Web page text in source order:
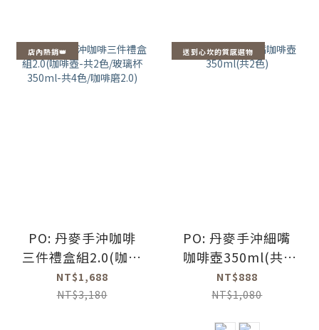
店內熱銷👑
PO: 丹麥手沖咖啡
三件禮盒組2.0(咖啡
壺-共2色/玻璃杯
350ml-共4色/咖啡
NT$1,688
NT$3,180
送到心坎的質感選物
PO: 丹麥手沖細嘴
咖啡壺350ml(共2
色)
NT$888
NT$1,080